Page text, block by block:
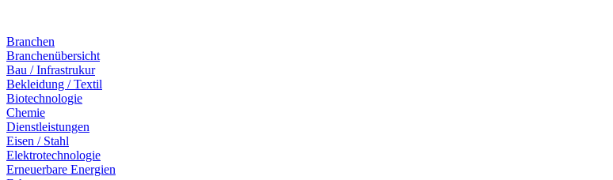
Branchen
Branchenübersicht
Bau / Infrastrukur
Bekleidung / Textil
Biotechnologie
Chemie
Dienstleistungen
Eisen / Stahl
Elektrotechnologie
Erneuerbare Energien